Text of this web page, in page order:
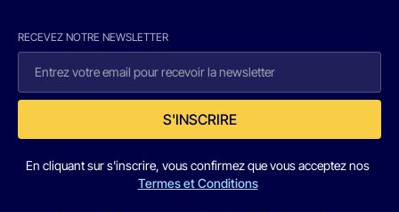
RECEVEZ NOTRE NEWSLETTER
S'INSCRIRE
En cliquant sur s'inscrire, vous confirmez que vous acceptez nos
Termes et Conditions